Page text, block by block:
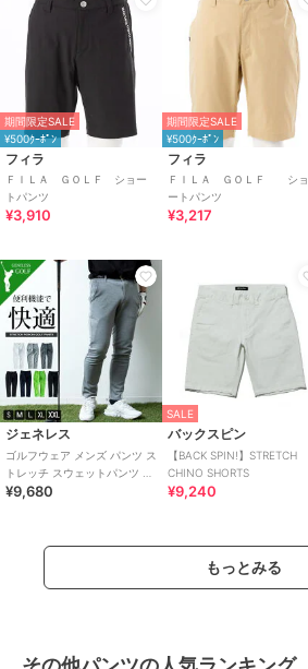
期間限定SALE
¥500ｸｰﾎﾟﾝ
フィラ
ＦＩＬＡ ＧＯＬＦ ショー
トパンツ
¥3,910
期間限定SALE
¥500ｸｰﾎﾟﾝ
フィラ
ＦＩＬＡ ＧＯＬＦ ショ
ートパンツ
¥3,217
ジェネレス
ゴルフウェア メンズ パンツ ス
トレッチ スウェットパンツ ラ
イン スウェット ボトム スエッ
¥9,680
SALE
バックスピン
【BACK SPIN!】STRETCH
CHINO SHORTS
¥9,240
もっとみる